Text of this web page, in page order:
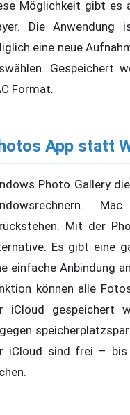
Möglichkeit gibt es
Die Anwendung
eine neue
Gespeichert
Format.
App statt
Photo Gallery
Mit der
Es gibt eine
einfache Anbindung
können alle
iCloud gespeichert
iCloud sind frei –